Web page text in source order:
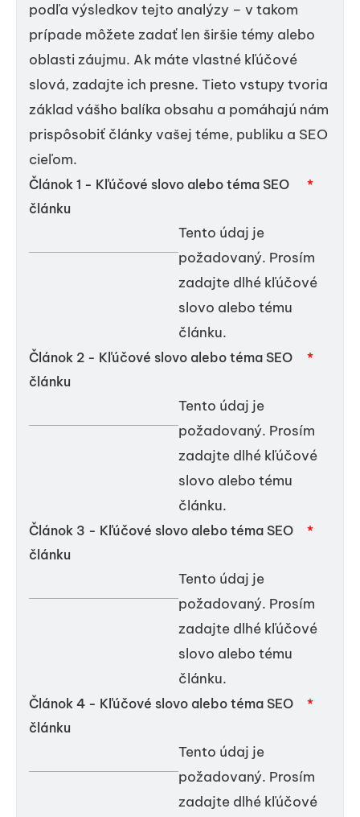
podľa výsledkov tejto analýzy – v takom
prípade môžete zadať len širšie témy alebo
oblasti záujmu. Ak máte vlastné kľúčové
slová, zadajte ich presne. Tieto vstupy tvoria
základ vášho balíka obsahu a pomáhajú nám
prispôsobiť články vašej téme, publiku a SEO
cieľom.
*
Článok 1 - Kľúčové slovo alebo téma SEO
článku
Tento údaj je
požadovaný. Prosím
zadajte dlhé kľúčové
slovo alebo tému
článku.
*
Článok 2 - Kľúčové slovo alebo téma SEO
článku
Tento údaj je
požadovaný. Prosím
zadajte dlhé kľúčové
slovo alebo tému
článku.
*
Článok 3 - Kľúčové slovo alebo téma SEO
článku
Tento údaj je
požadovaný. Prosím
zadajte dlhé kľúčové
slovo alebo tému
článku.
*
Článok 4 - Kľúčové slovo alebo téma SEO
článku
Tento údaj je
požadovaný. Prosím
zadajte dlhé kľúčové